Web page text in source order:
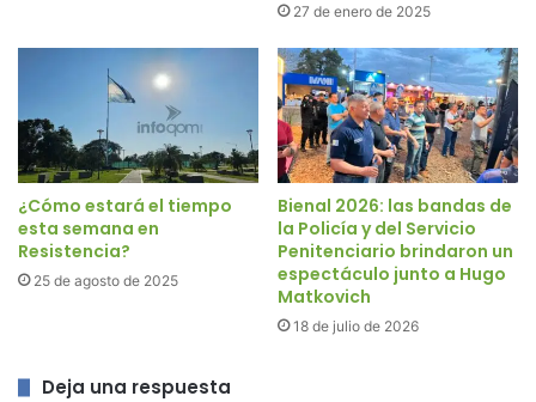
27 de enero de 2025
¿Cómo estará el tiempo
esta semana en
Resistencia?
25 de agosto de 2025
Bienal 2026: las bandas de
la Policía y del Servicio
Penitenciario brindaron un
espectáculo junto a Hugo
Matkovich
18 de julio de 2026
Deja una respuesta